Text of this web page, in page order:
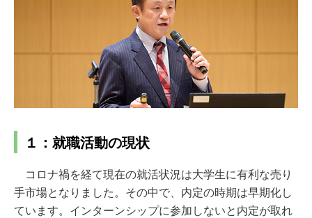
１：就職活動の現状
コロナ禍を経て現在の就活状況は大学生に有利な売り
手市場となりました。その中で、内定の時期は早期化し
ています。インターンシップに参加しないと内定が取れ